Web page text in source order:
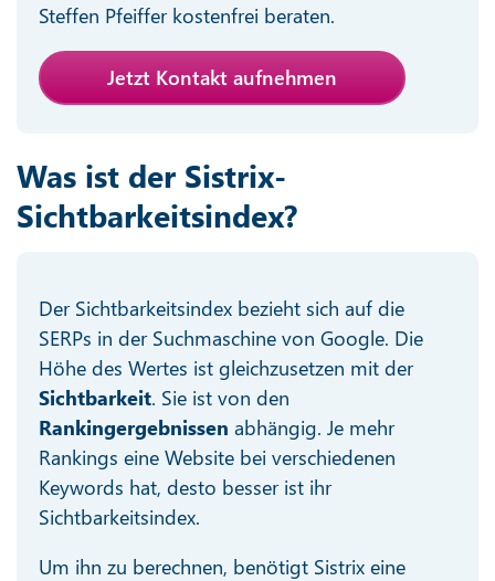
Steffen Pfeiffer kostenfrei beraten.
Jetzt Kontakt aufnehmen
Was ist der Sistrix-
Sichtbarkeitsindex?
Der Sichtbarkeitsindex bezieht sich auf die
SERPs in der Suchmaschine von Google. Die
Höhe des Wertes ist gleichzusetzen mit der
Sichtbarkeit. Sie ist von den
Rankingergebnissen abhängig. Je mehr
Rankings eine Website bei verschiedenen
Keywords hat, desto besser ist ihr
Sichtbarkeitsindex.
Um ihn zu berechnen, benötigt Sistrix eine